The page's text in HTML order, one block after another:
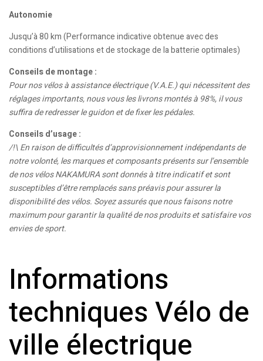
Autonomie
Jusqu’à 80 km (Performance indicative obtenue avec des
conditions d’utilisations et de stockage de la batterie optimales)
Conseils de montage :
Pour nos vélos à assistance électrique (V.A.E.) qui nécessitent des
réglages importants, nous vous les livrons montés à 98%, il vous
suffira de redresser le guidon et de fixer les pédales.
Conseils d’usage :
/!\ En raison de difficultés d’approvisionnement indépendants de
notre volonté, les marques et composants présents sur l’ensemble
de nos vélos NAKAMURA sont donnés à titre indicatif et sont
susceptibles d’être remplacés sans préavis pour assurer la
disponibilité des vélos. Soyez assurés que nous faisons notre
maximum pour garantir la qualité de nos produits et satisfaire vos
envies de sport.
Informations
techniques Vélo de
ville électrique